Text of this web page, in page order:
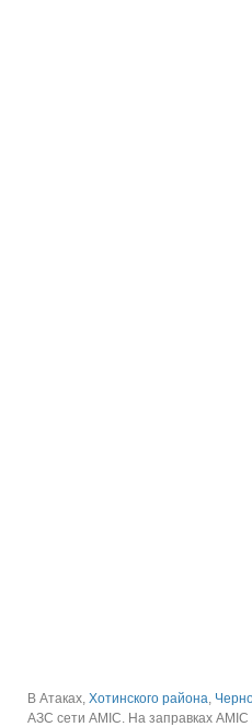
В Атаках, Хотинского района,
АЗС сети AMIC. На заправках AMIC